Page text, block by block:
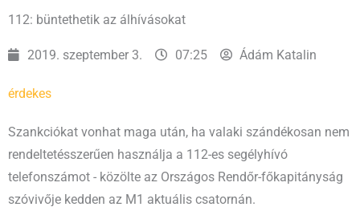
112: büntethetik az álhívásokat
2019. szeptember 3. 07:25 Ádám Katalin
érdekes
Szankciókat vonhat maga után, ha valaki szándékosan nem
rendeltetésszerűen használja a 112-es segélyhívó
telefonszámot - közölte az Országos Rendőr-főkapitányság
szóvivője kedden az M1 aktuális csatornán.